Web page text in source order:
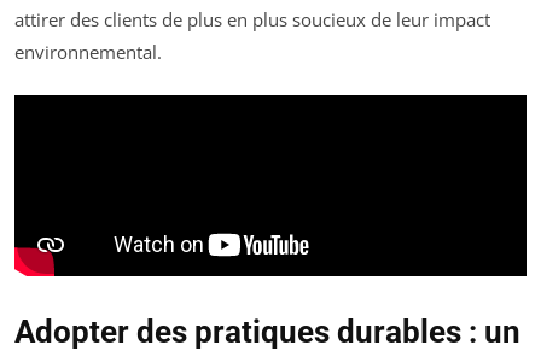
attirer des clients de plus en plus soucieux de leur impact
environnemental.
Adopter des pratiques durables : un